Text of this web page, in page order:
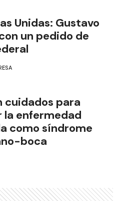
Unidas: Gustavo
un pedido de
cuidados para
la enfermedad
como síndrome
boca